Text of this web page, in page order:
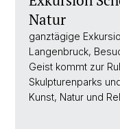
Natur
ganztägige
Langenbruck,
Geist kommt zur
Skulpturenparks
Kunst, Natur und